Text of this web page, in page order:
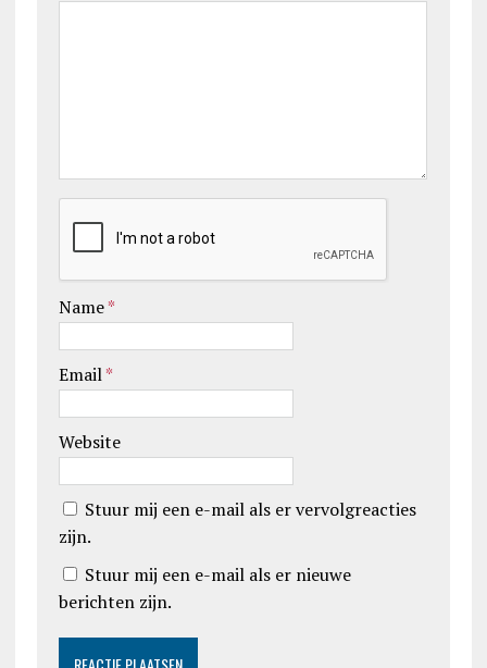
Name*
Email*
Website
Stuur mij een e-mail als er vervolgreacties
zijn.
Stuur mij een e-mail als er nieuwe
berichten zijn.